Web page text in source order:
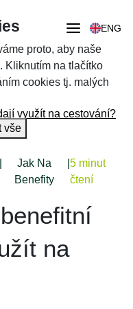
ENG
využít na cestování?
Jak Na
Benefity
5 minut
čtení
na
proto, aby naše
Kliknutím na tlačítko
cookies tj. malých
vše